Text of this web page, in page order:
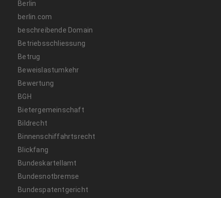
Berlin
berlin.com
beschreibende Domain
Betriebsschliessung
Betrug
Beweislastumkehr
Bewertung
BGH
Bietergemeinschaft
Bildrecht
Binnenschiffahrtsrecht
Blickfang
Bundeskartellamt
Bundesnotbremse
Bundespatentgericht